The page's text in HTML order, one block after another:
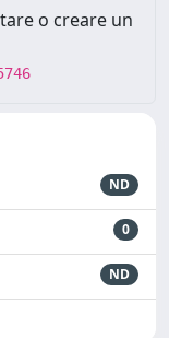
o creare un
ND
0
ND